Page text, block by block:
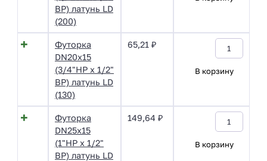
ВР) латунь LD
(200)
Футорка
DN20х15
(3/4"НР х 1/2"
ВР) латунь LD
(130)
65,21 ₽
В корзину
Футорка
DN25х15
(1"НР х 1/2"
ВР) латунь LD
149,64 ₽
В корзину